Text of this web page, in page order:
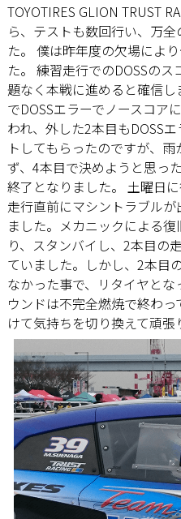
TOYOTIRES GLION TRUST
ら、テストも数回行い、万
た。 僕は昨年度の欠場によ
た。 練習走行でのDOSSの
題なく本戦に進めると確信
でDOSSエラーでノースコア
われ、外した2本目もDOSS
トしてもらったのですが、
ず、4本目で決めようと思っ
終了となりました。 土曜日
走行直前にマシントラブル
ました。メカニックによる
り、スタンバイし、2本目の
ていました。しかし、2本目
なかった事で、リタイヤと
ウンドは不完全燃焼で終わ
けて気持ちを切り換えて頑